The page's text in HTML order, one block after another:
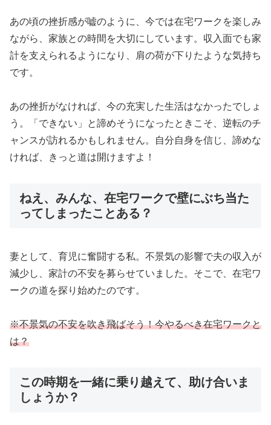
あの頃の挫折感が嘘のように、今では在宅ワークを楽しみ
ながら、家族との時間を大切にしています。収入面でも家
計を支えられるようになり、肩の荷が下りたような気持ち
です。
あの挫折がなければ、今の充実した生活はなかったでしょ
う。「できない」と諦めそうになったときこそ、逆転のチ
ャンスが訪れるかもしれません。自分自身を信じ、諦めな
ければ、きっと道は開けますよ！
ねえ、みんな、在宅ワークで壁にぶち当た
ってしまったことある？
妻として、育児に奮闘する私。不景気の影響で夫の収入が
減少し、家計の不安を募らせていました。そこで、在宅ワ
ークの道を探り始めたのです。
※不景気の不安を吹き飛ばそう！今やるべき在宅ワークと
は？
この時期を一緒に乗り越えて、助け合いま
しょうか？